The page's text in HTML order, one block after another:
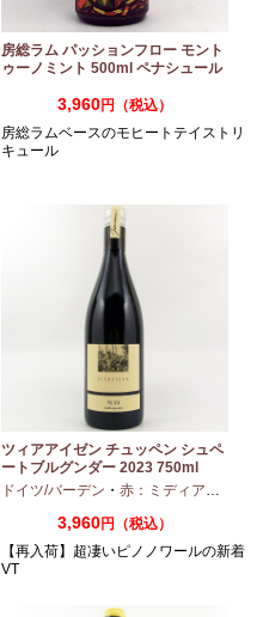
房総ラム パッションフロー モント
ゥーノミント 500ml ペナシュール
3,960円（税込）
房総ラムベースのモヒートテイストリ
キュール
ツィアアイゼン チュッペン シュペ
ートブルグンダー 2023 750ml
ドイツ/バーデン ・ 赤：ミディアムボディ
3,960円（税込）
【再入荷】超凄いピノノワールの新着
VT